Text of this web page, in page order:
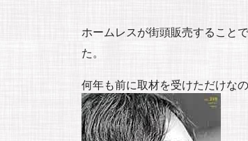
ホームレスが街頭販売すること
た。
何年も前に取材を受けただけな